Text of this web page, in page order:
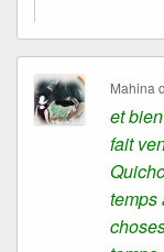
Mahina
et
fait
temps